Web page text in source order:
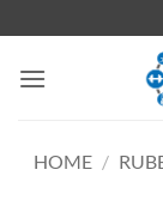
naar
inhoud
HOME /